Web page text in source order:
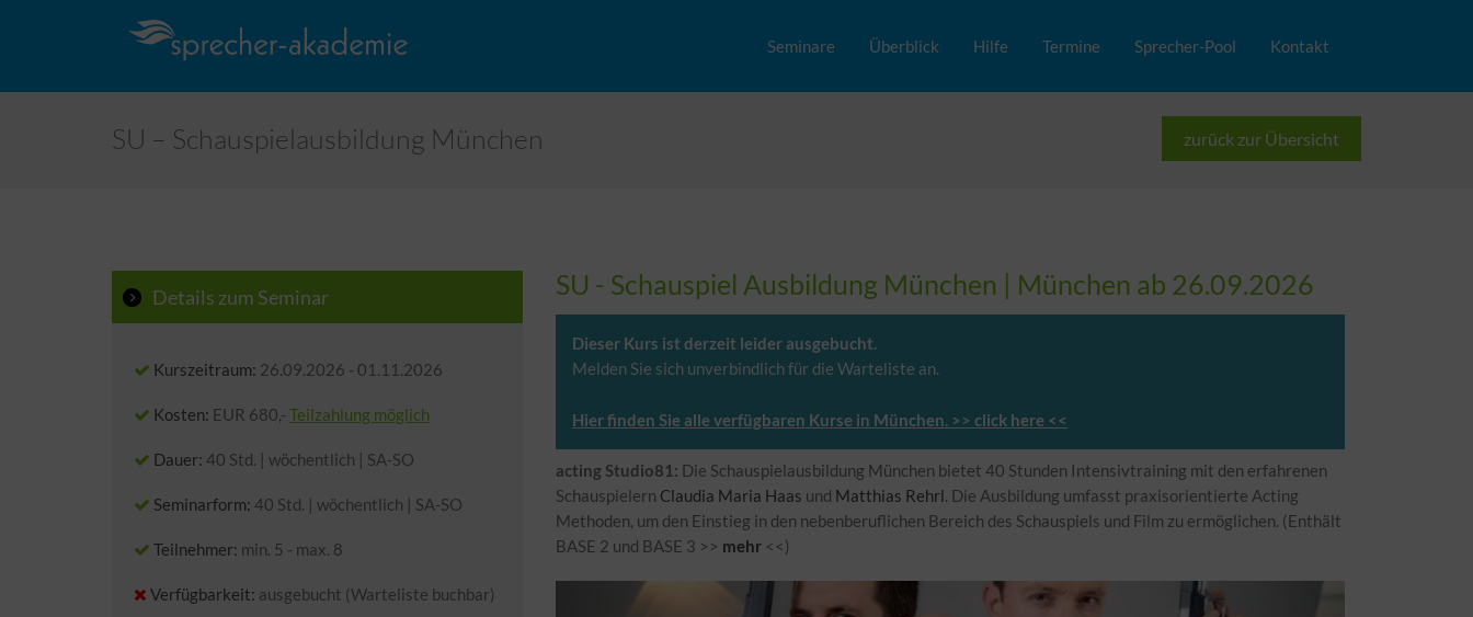
Seminare Überblick Hilfe Termine Sprecher-Pool Kontakt
SU – Schauspielausbildung München zurück zur Übersicht
Details zum Seminar
Kurszeitraum: 26.09.2026 - 01.11.2026
Kosten: EUR 680,- Teilzahlung möglich
Dauer: 40 Std. | wöchentlich | SA-SO
Seminarform: 40 Std. | wöchentlich | SA-SO
Teilnehmer: min. 5 - max. 8
Verfügbarkeit: ausgebucht (Warteliste buchbar)
SU - Schauspiel Ausbildung München | München ab 26.09.2026
Dieser Kurs ist derzeit leider ausgebucht.
Melden Sie sich unverbindlich für die Warteliste an.
Hier finden Sie alle verfügbaren Kurse in München. >> click here <<
acting Studio81: Die Schauspielausbildung München bietet 40 Stunden Intensivtraining mit den erfahrenen
Schauspielern Claudia Maria Haas und Matthias Rehrl. Die Ausbildung umfasst praxisorientierte Acting
Methoden, um den Einstieg in den nebenberuflichen Bereich des Schauspiels und Film zu ermöglichen. (Enthält
BASE 2 und BASE 3 >> mehr <<)